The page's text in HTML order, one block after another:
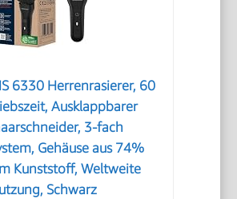
6330 Herrenrasierer, 60
Ausklappbarer
3-fach
Gehäuse aus 74%
Kunststoff, Weltweite
Schwarz